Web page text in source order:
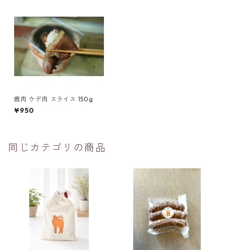
鹿肉 ウデ肉 スライス 150g
¥950
同じカテゴリの商品